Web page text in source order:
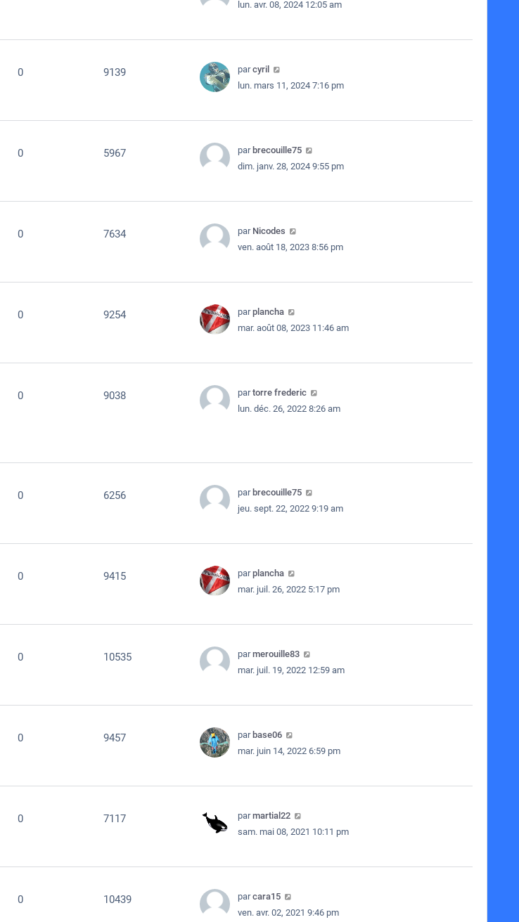
lun. avr. 08, 2024 12:05 am
0 9139 parcyril
lun. mars 11, 2024 7:16 pm
0 5967 par brecouille75
dim. janv. 28, 2024 9:55 pm
0 7634 par Nicodes
ven. août 18, 2023 8:56 pm
0 9254 parplancha
mar. août 08, 2023 11:46 am
0 9038 partorre frederic
lun. déc. 26, 2022 8:26 am
0 6256 par brecouille75
jeu. sept. 22, 2022 9:19 am
0 9415 parplancha
mar. juil. 26, 2022 5:17 pm
0 10535 parmerouille83
mar. juil. 19, 2022 12:59 am
0 9457 par base06
mar. juin 14, 2022 6:59 pm
0 7117 parmartial22
sam. mai 08, 2021 10:11 pm
0 10439 parcara15
ven. avr. 02, 2021 9:46 pm